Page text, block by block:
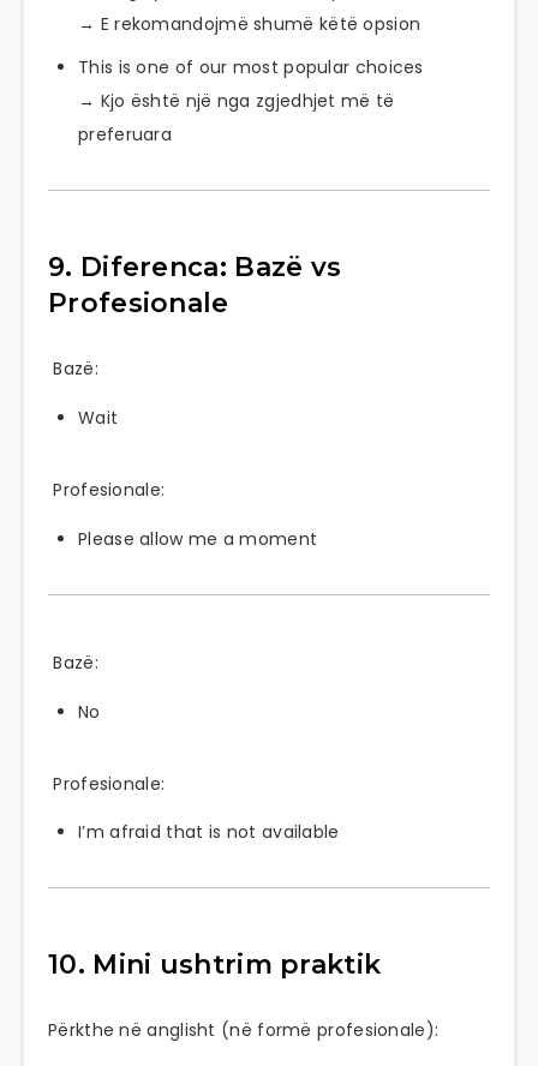
→ E rekomandojmë shumë këtë opsion
This is one of our most popular choices
→ Kjo është një nga zgjedhjet më të
preferuara
9. Diferenca: Bazë vs
Profesionale
Bazë:
Wait
Profesionale:
Please allow me a moment
Bazë:
No
Profesionale:
I’m afraid that is not available
10. Mini ushtrim praktik
Përkthe në anglisht (në formë profesionale):